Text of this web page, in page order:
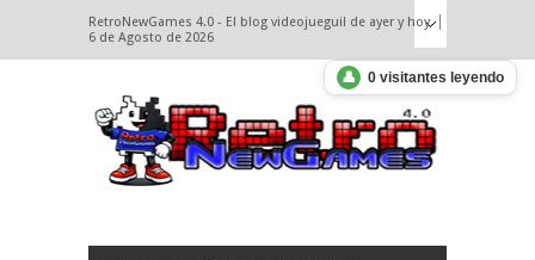
RetroNewGames 4.0 - El blog videojueguil de ayer y hoy.
6 de Agosto de 2026
👤 0 visitantes leyendo